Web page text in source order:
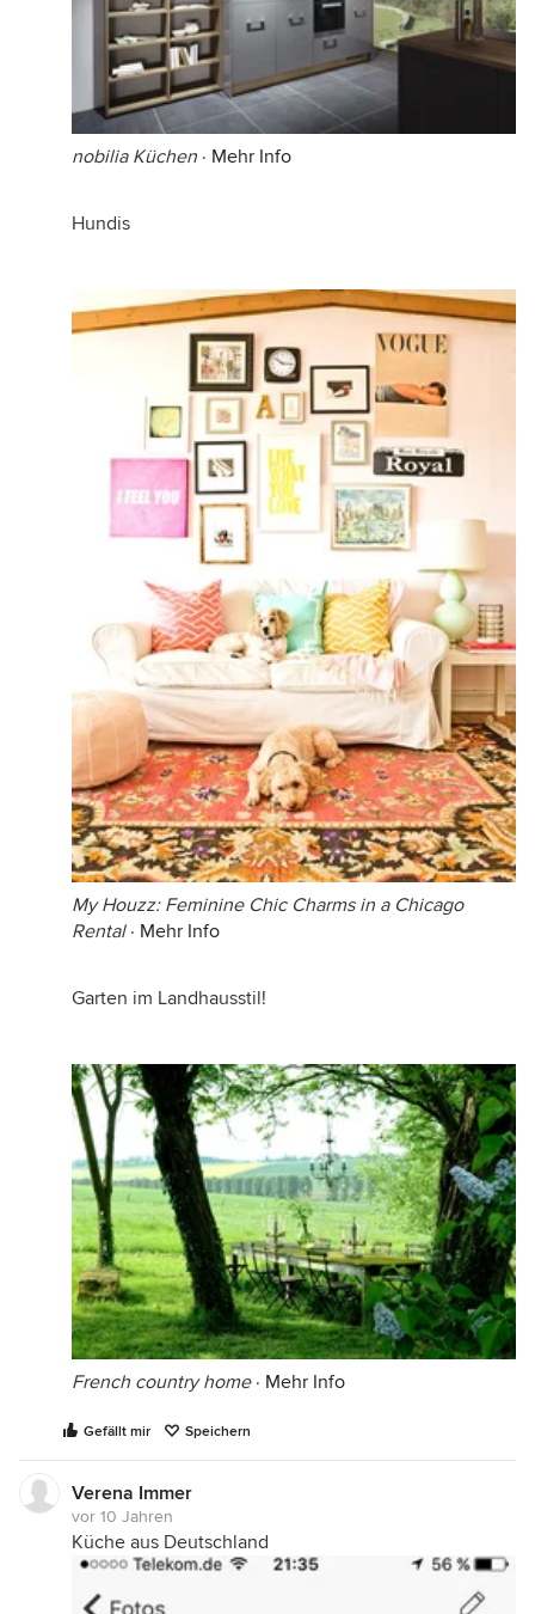
nobilia Küchen · Mehr Info
Hundis
My Houzz: Feminine Chic Charms in a Chicago
Rental· Mehr Info
Garten im Landhausstil!
French country home· Mehr Info
Gefällt mir Speichern
Verena Immer
vor 10 Jahren
Küche aus Deutschland